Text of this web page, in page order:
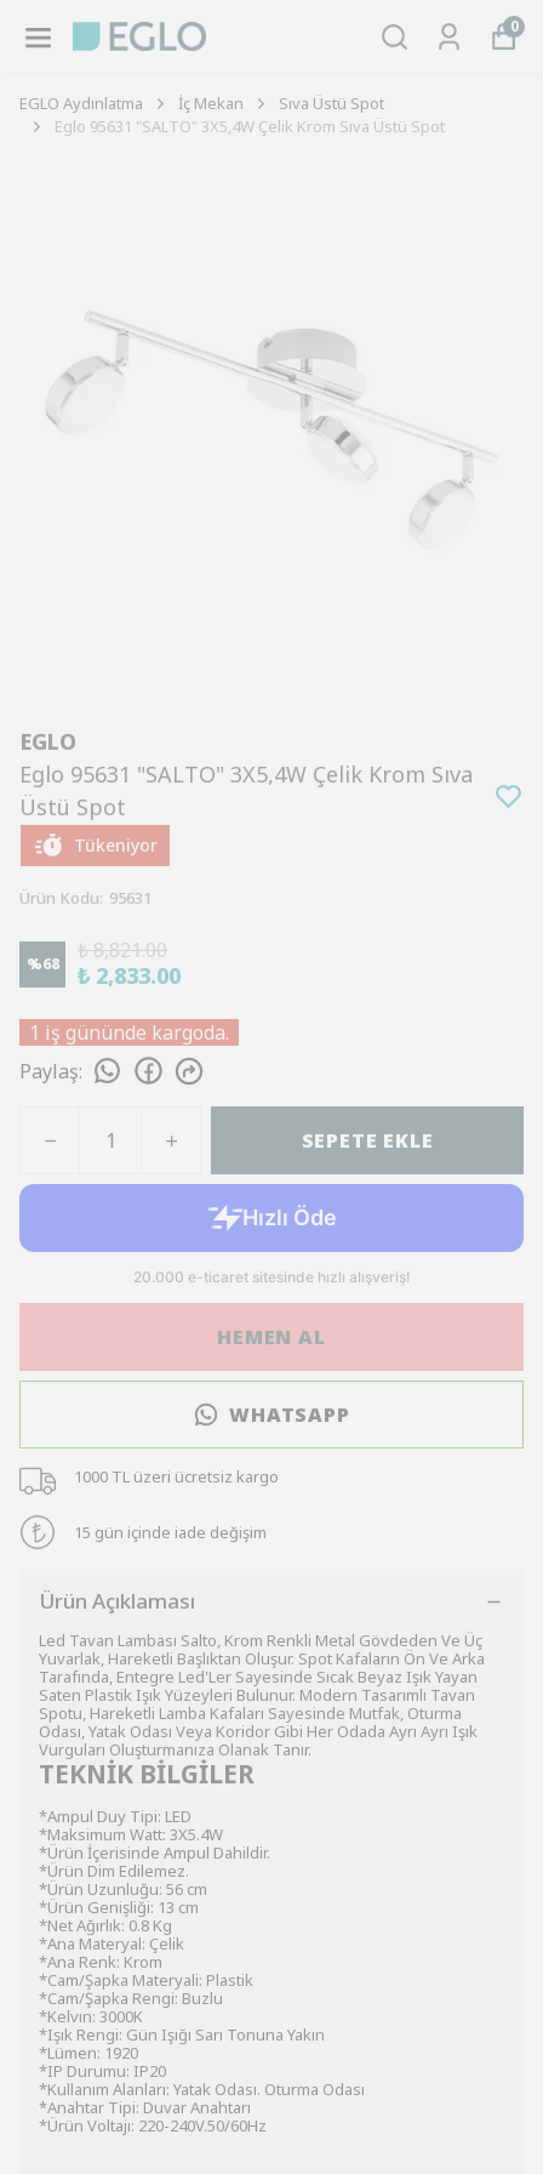
0
EGLO Aydınlatma İç Mekan
Sıva Üstü Spot
Eglo 95631 "SALTO" 3X5,4W Çelik Krom Sıva Üstü Spot
EGLO
Eglo 95631 "SALTO" 3X5,4W Çelik Krom Sıva
Üstü Spot
Tükeniyor
Ürün Kodu: 95631
%68
₺ 8,821.00
₺ 2,833.00
1 iş gününde kargoda.
Paylaş:
SEPETE EKLE
HEMEN AL
WHATSAPP
1000 TL üzeri ücretsiz kargo
15 gün içinde iade değişim
Ürün Açıklaması
Led Tavan Lambası Salto, Krom Renkli Metal Gövdeden Ve Üç
Yuvarlak, Hareketli Başlıktan Oluşur. Spot Kafaların Ön Ve Arka
Tarafında, Entegre Led'Ler Sayesinde Sıcak Beyaz Işık Yayan
Saten Plastik Işık Yüzeyleri Bulunur. Modern Tasarımlı Tavan
Spotu, Hareketli Lamba Kafaları Sayesinde Mutfak, Oturma
Odası, Yatak Odası Veya Koridor Gibi Her Odada Ayrı Ayrı Işık
Vurguları Oluşturmanıza Olanak Tanır.
TEKNİK BİLGİLER
*Ampul Duy Tipi: LED
*Maksimum Watt: 3X5.4W
*Ürün İçerisinde Ampul Dahildir.
*Ürün Dim Edilemez.
*Ürün Uzunluğu: 56 cm
*Ürün Genişliği: 13 cm
*Net Ağırlık: 0.8 Kg
*Ana Materyal: Çelik
*Ana Renk: Krom
*Cam/Şapka Materyali: Plastik
*Cam/Şapka Rengi: Buzlu
*Kelvın: 3000K
*Işık Rengi: Gün Işığı Sarı Tonuna Yakın
*Lümen: 1920
*IP Durumu: IP20
*Kullanım Alanları: Yatak Odası. Oturma Odası
*Anahtar Tipi: Duvar Anahtarı
*Ürün Voltajı: 220-240V.50/60Hz